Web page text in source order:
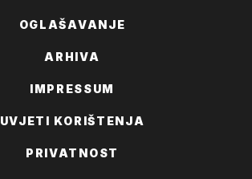
OGLAŠAVANJE
ARHIVA
IMPRESSUM
UVJETI KORIŠTENJA
PRIVATNOST